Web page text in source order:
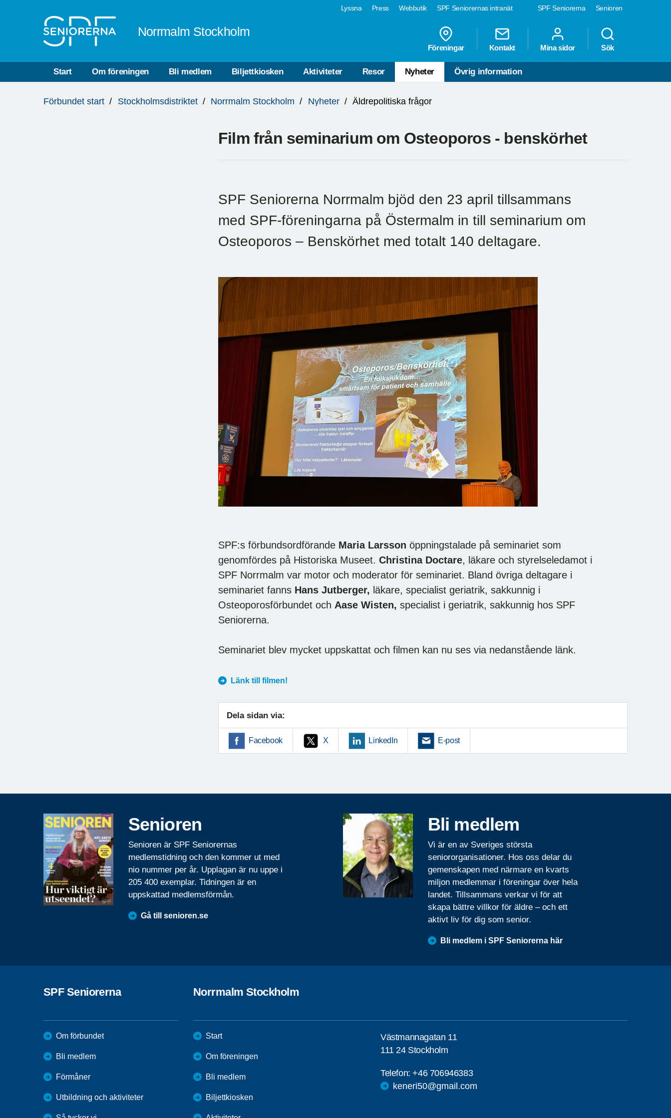
SPF Seniorerna Senioren
Lyssna Press Webbutik SPF Seniorernas intranät
Norrmalm Stockholm
Föreningar Kontakt Mina sidor Sök
Start Om föreningen Bli medlem Biljettkiosken Aktiviteter Resor Nyheter Övrig information
är
Förbundet start Stockholmsdistriktet Norrmalm Stockholm Nyheter Äldrepolitiska frågor
Film från seminarium om Osteoporos - benskörhet
SPF Seniorerna Norrmalm bjöd den 23 april tillsammans
med SPF-föreningarna på Östermalm in till seminarium om
Osteoporos – Benskörhet med totalt 140 deltagare.
SPF:s förbundsordförande Maria Larsson öppningstalade på seminariet som
genomfördes på Historiska Museet. Christina Doctare, läkare och styrelseledamot i
SPF Norrmalm var motor och moderator för seminariet. Bland övriga deltagare i
seminariet fanns Hans Jutberger, läkare, specialist geriatrik, sakkunnig i
Osteoporosförbundet och Aase Wisten, specialist i geriatrik, sakkunnig hos SPF
Seniorerna.
Seminariet blev mycket uppskattat och filmen kan nu ses via nedanstående länk.
Länk till filmen!
Dela sidan via:
Facebook X LinkedIn E-post
Senioren
Senioren är SPF Seniorernas
medlemstidning och den kommer ut med
nio nummer per år. Upplagan är nu uppe i
205 400 exemplar. Tidningen är en
uppskattad medlemsförmån.
Gå till senioren.se
Bli medlem
Vi är en av Sveriges största
seniororganisationer. Hos oss delar du
gemenskapen med närmare en kvarts
miljon medlemmar i föreningar över hela
landet. Tillsammans verkar vi för att
skapa bättre villkor för äldre – och ett
aktivt liv för dig som senior.
Bli medlem i SPF Seniorerna här
SPF Seniorerna
Om förbundet
Bli medlem
Förmåner
Utbildning och aktiviteter
Norrmalm Stockholm
Start
Om föreningen
Bli medlem
Biljettkiosken
Västmannagatan 11
111 24 Stockholm
Telefon:+46 706946383
keneri50@gmail.com